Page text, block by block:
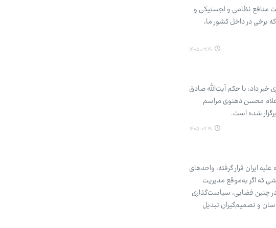
منافع نظامی و لجستیکی و
برخی در داخل کشور ما،
۱۴۰۵.۰۲.۱۹
در فضای مجازی خبر داد: با حکم آیت‌الله صادق
محسن دهنوی مراسم
شده است.
۱۴۰۵.۰۲.۱۹
ایران قرار گرفته، واحدهای
که اگر به‌موقع مدیریت
چنین فضایی، سیاست‌گذاری
و تصمیم‌گیران تبدیل